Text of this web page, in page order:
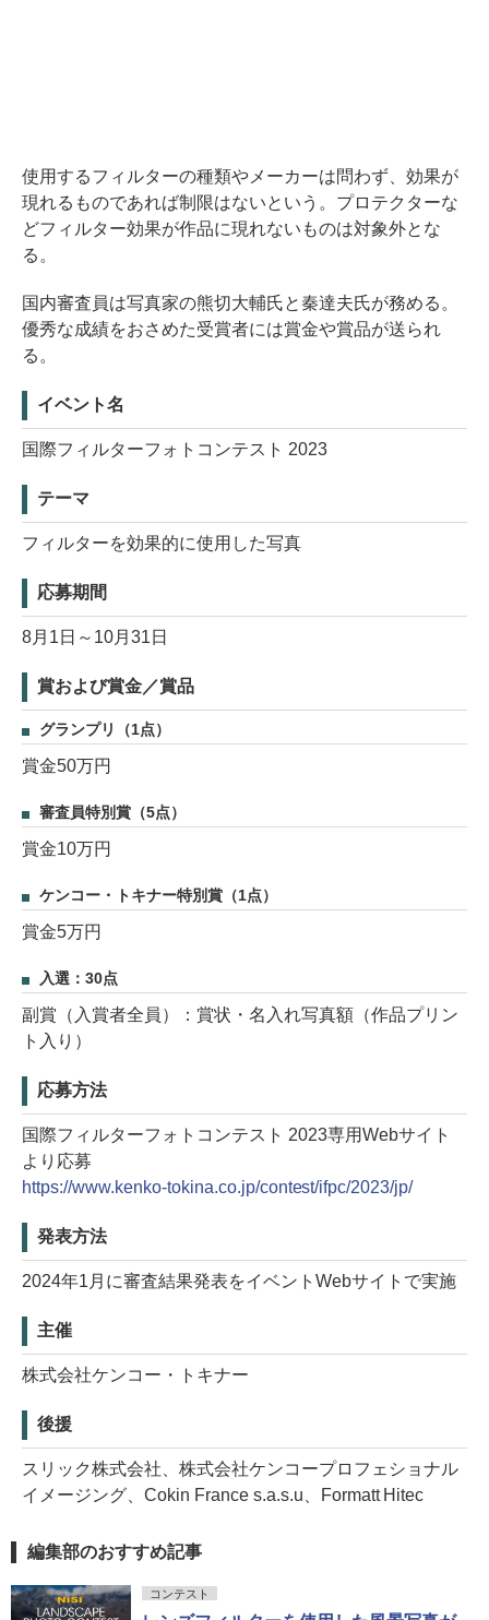
使用するフィルターの種類やメーカーは問わず、効果が
現れるものであれば制限はないという。プロテクターな
どフィルター効果が作品に現れないものは対象外とな
る。
国内審査員は写真家の熊切大輔氏と秦達夫氏が務める。
優秀な成績をおさめた受賞者には賞金や賞品が送られ
る。
イベント名
国際フィルターフォトコンテスト 2023
テーマ
フィルターを効果的に使用した写真
応募期間
8月1日～10月31日
賞および賞金／賞品
グランプリ（1点）
賞金50万円
審査員特別賞（5点）
賞金10万円
ケンコー・トキナー特別賞（1点）
賞金5万円
入選：30点
副賞（入賞者全員）：賞状・名入れ写真額（作品プリン
ト入り）
応募方法
国際フィルターフォトコンテスト 2023専用Webサイト
より応募
https://www.kenko-tokina.co.jp/contest/ifpc/2023/jp/
発表方法
2024年1月に審査結果発表をイベントWebサイトで実施
主催
株式会社ケンコー・トキナー
後援
スリック株式会社、株式会社ケンコープロフェショナル
イメージング、Cokin France s.a.s.u、Formatt Hitec
編集部のおすすめ記事
コンテスト